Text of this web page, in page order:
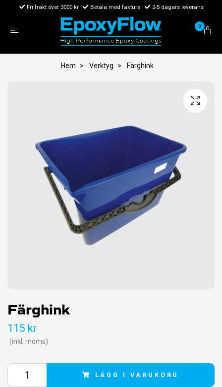
Fri frakt över 3000 kr Betala med faktura 2-5 dagars leverans
0
Hem Verktyg Färghink
Färghink
115 kr
(inkl. moms)
LÄGG I VARUKORG